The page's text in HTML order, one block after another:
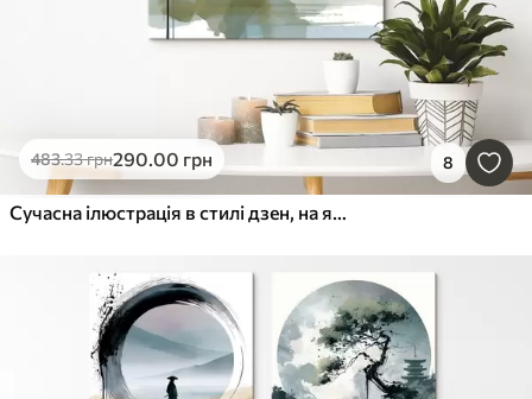
483.33грн290.00 грн 8
Сучасна ілюстрація в стилі дзен, на якій зображені самурай, коло «енсо», акварельний пейзаж та відображення у дзеркалі